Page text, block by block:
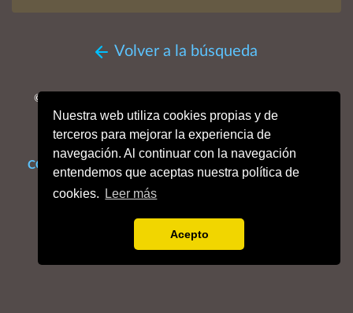
Nuestra web utiliza cookies propias y de
terceros para mejorar la experiencia de
navegación. Al continuar con la navegación
entendemos que aceptas nuestra política de
cookies.
Leer más
Acepto
Volver a la búsqueda
© MMXXVI. Obispado de San Sebastián, Archivo Histórico
Diocesano.
Todos los derechos reservados.
CONTACTO Enlaces de interés
Dónde estamos
Aviso legal
Política de cookies